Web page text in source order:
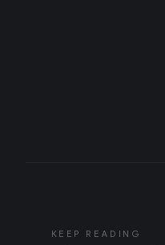
KEEP READING